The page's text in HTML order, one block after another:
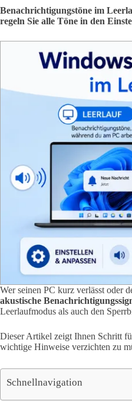
Benachrichtigungstöne im
regeln Sie alle Töne in den
Wer seinen PC kurz verlässt oder
akustische
Leerlaufmodus als auch den
Dieser Artikel zeigt Ihnen Schritt
wichtige Hinweise verzichten zu
Schnellnavigation